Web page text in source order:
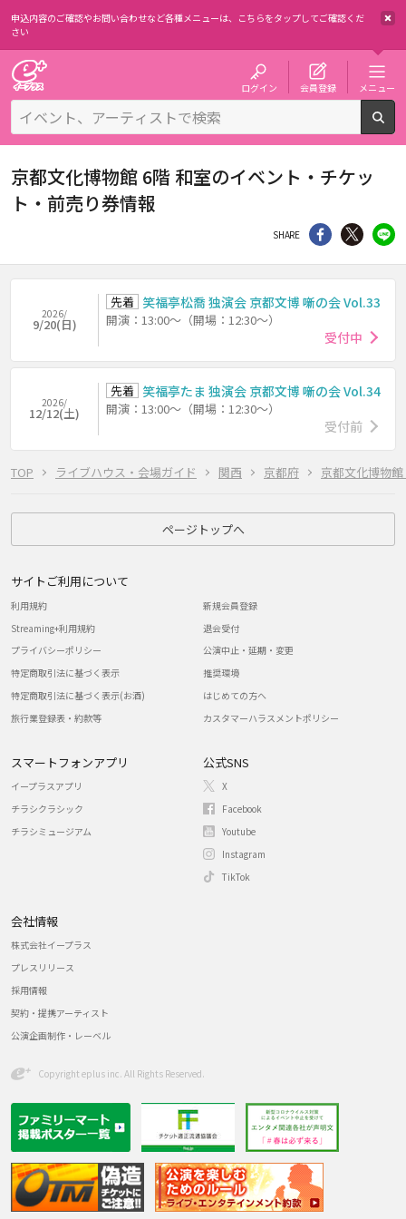
申込内容のご確認やお問い合わせなど各種メニューは、 こちらをタップしてご確認くだ
さい
ログイン 会員登録 メニュー
TOP ライブハウス・会場ガイド 関西 京都府 京都文化博物
京都文化博物館 6階 和室のイベント・チケッ
ト・前売り券情報
SHARE シェア Twitter
2026/
9/20(日)
先着 笑福亭松喬 独演会 京都文博 噺の会 Vol.33
開演：13:00～（開場：12:30～）
受付中
2026/
12/12(土)
先着 笑福亭たま 独演会 京都文博 噺の会 Vol.34
開演：13:00～（開場：12:30～）
受付前
ページトップへ
サイトご利用について
利用規約
Streaming+利用規約
プライバシーポリシー
特定商取引法に基づく表示
特定商取引法に基づく表示(お酒)
旅行業登録表・約款等
新規会員登録
退会受付
公演中止・延期・変更
推奨環境
はじめての方へ
カスタマーハラスメントポリシー
スマートフォンアプリ
イープラスアプリ
チラシクラシック
チラシミュージアム
公式SNS
X
Facebook
Youtube
Instagram
TikTok
会社情報
株式会社イープラス
プレスリリース
採用情報
契約・提携アーティスト
公演企画制作・レーベル
Copyright eplus inc. All Rights Reserved.